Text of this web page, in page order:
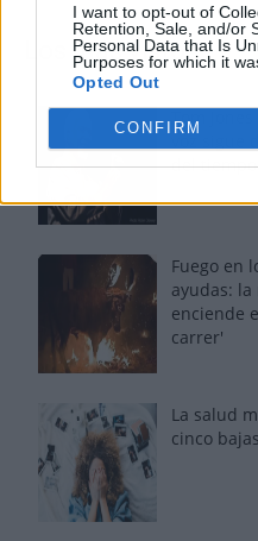
I want to opt-out of
Retention, Sale, and/or
Personal Data that Is
Purposes for which it
Opted Out
CONFIRM
Los más vistos
Tom
voz sigue
del tiempo
Fuego en
ayudas:
enciende
carrer'
La salud
cinco